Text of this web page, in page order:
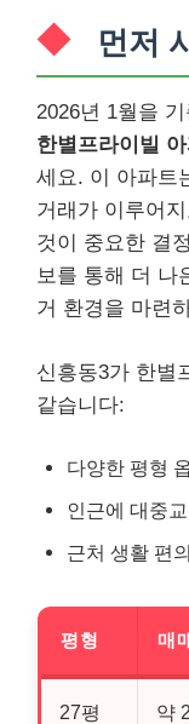
먼저
2026년 1월을
한별프라이빌
세요. 이 아파트
거래가 이루어
것이 중요한 결
보를 통해 더 나
거 환경을 마련
신흥동3가 한별
같습니다:
다양한 평형
인근에 대중
근처 생활 편
평형 매
27평 약